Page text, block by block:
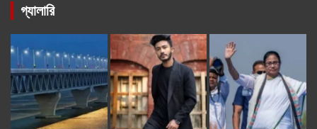
গ্যালারি